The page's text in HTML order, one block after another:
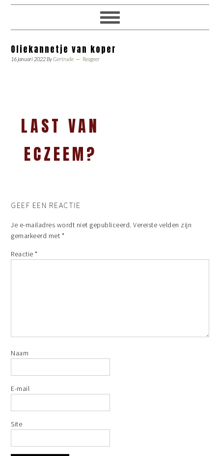
Oliekannetje van koper
16 januari 2022ByGertrude Reageer
LAST VAN
ECZEEM?
GEEF EEN REACTIE
Je e-mailadres wordt niet gepubliceerd. Vereiste velden zijn
gemarkeerd met *
Reactie*
Naam
E-mail
Site